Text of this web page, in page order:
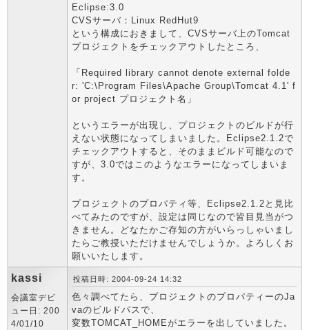
Eclipse:3.0
CVSサーバ：Linux RedHut9
という構成におきまして、CVSサーバ上のTomcat
プロジェクトをチェックアウトしたところ、
「Required library cannot denote external folde
r: 'C:\Program Files\Apache Group\Tomcat 4.1' f
or project プロジェクト名」
というエラーが出現し、プロジェクトのビルドが行
えない状態になってしまいました。Eclipse2.1.2で
チェックアウトすると、そのままビルド可能なので
すが、3.0ではこのようなエラーになってしまいま
す。
プロジェクトのプロパティ等、Eclipse2.1.2と見比
べてみたのですが、設定は同じなので皆目見当がつ
きません。どなたかご存知の方がいらっしゃいまし
たらご教授いただけませんでしょうか。よろしくお
願いいたします。
kassi
会議室デビ
ュー日: 200
4/01/10
投稿日時: 2004-09-24 14:32
色々調べてたら、プロジェクトのプロパティーのJa
vaのビルドパスで、
変数TOMCAT_HOMEがエラーを出していました。